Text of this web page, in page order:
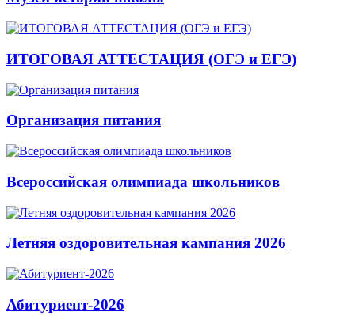
ИТОГОВАЯ АТТЕСТАЦИЯ (ОГЭ и ЕГЭ)
Организация питания
Всероссийская олимпиада школьников
Летняя оздоровительная кампания 2026
Абитуриент-2026